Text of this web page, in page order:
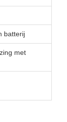
batterij
met